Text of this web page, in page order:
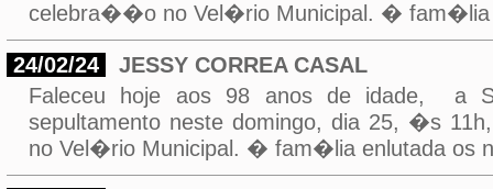
celebra��o no Vel�rio Municipal. � fam�lia
24/02/24
JESSY CORREA CASAL
Faleceu hoje aos 98 anos de idade, a
sepultamento neste domingo, dia 25, �s
no Vel�rio Municipal. � fam�lia enlutada os